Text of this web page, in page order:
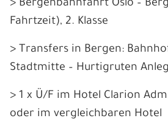
> Bergenbahnfahrt Oslo –
Fahrtzeit), 2. Klasse
> Transfers in Bergen:
Stadtmitte – Hurtigruten
> 1 x Ü/F im Hotel Clarion
oder im vergleichbaren Hotel